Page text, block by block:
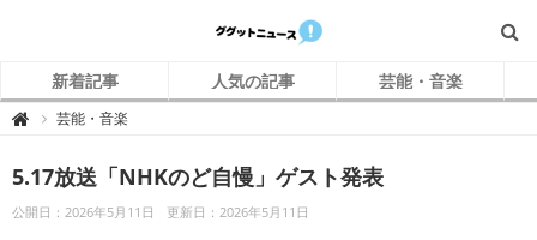
新着記事 人気の記事 芸能・音楽
 グ
ニ
ュ
ー
ス
芸能・音楽
5.17放送「NHKのど自慢」ゲスト発表
公開日：2026年5月11日 更新日：2026年5月11日